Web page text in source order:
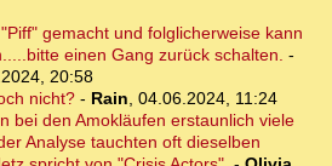
gemacht und folglicherweise kann
einen Gang zurück schalten. -
20:58
nicht?- Rain, 04.06.2024, 11:24
bei den Amokläufen erstaunlich viele
Analyse tauchten oft dieselben